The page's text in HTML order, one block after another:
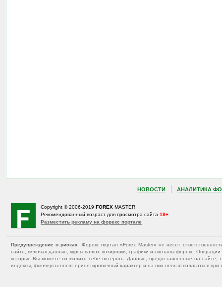
НОВОСТИ АНАЛИТИКА
Copyright © 2006-2019 FOREX MASTER
Рекомендованный возраст для просмотра сайта 18+
Разместить рекламу на форекс портале
Предупреждение о рисках : Форекс портал «Forex Master» не несет
сайте, включая данные, курсы валют, котировки, графики и сигналы форекс.
которые Вы можете позволить себе потерять. Данные, предоставленные на
индексы, фьючерсы носят ориентировочный характер и на них нельзя полагаться при